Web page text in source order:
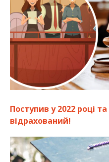
Поступив у 2022 році
відрахований!